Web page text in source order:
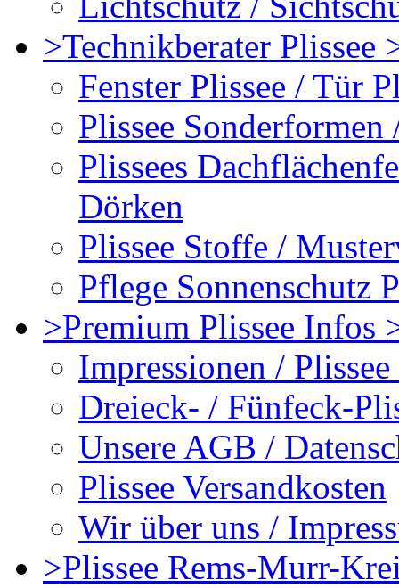
>Technikberater Plissee
Fenster Plissee / Tür
Plissee Sonderformen
Plissees
Dörken
Plissee Stoffe /
Pflege Sonnenschutz
>Premium Plissee Infos
Impressionen /
Dreieck- / Fünfeck-
Unsere AGB /
Plissee Versandkosten
Wir über uns /
>Plissee Rems-Murr-